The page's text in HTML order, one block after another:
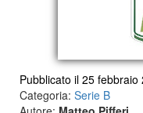
Pubblicato il 25
Categoria: Serie B